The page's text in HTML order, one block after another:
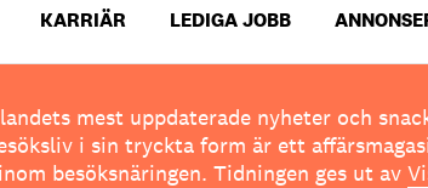
KARRIÄR LEDIGA JOBB
mest uppdaterade nyheter och
i sin tryckta form är ett
besöksnäringen. Tidningen ges ut av